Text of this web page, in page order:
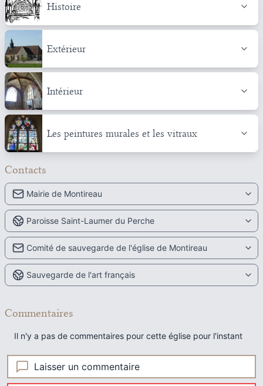
Histoire
Extérieur
Intérieur
Les peintures murales et les vitraux
Contacts
Mairie de Montireau
Paroisse Saint-Laumer du Perche
Comité de sauvegarde de l'église de Montireau
Sauvegarde de l'art français
Commentaires
Il n'y a pas de commentaires pour cette église pour l'instant
Laisser un commentaire